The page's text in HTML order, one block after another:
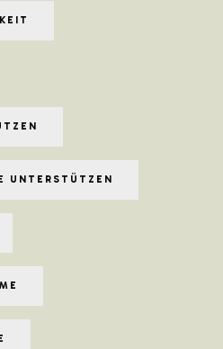
UNTERSTÜTZEN